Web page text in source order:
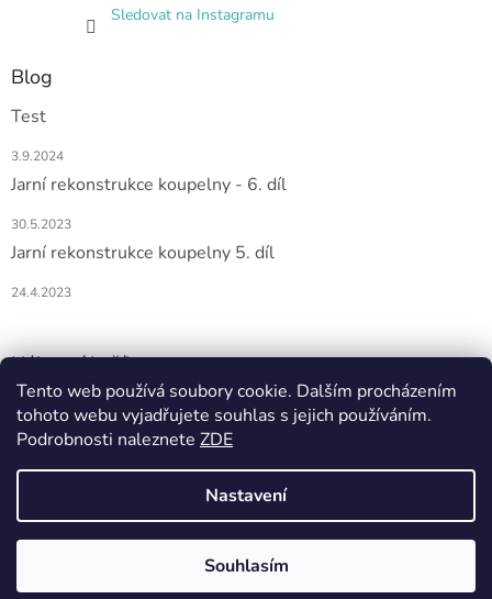
Tento web používá soubory cookie. Dalším procházením
tohoto webu vyjadřujete souhlas s jejich používáním.
Podrobnosti naleznete ZDE
Nastavení
Souhlasím
Sledovat na Instagramu
Blog
Test
3.9.2024
Jarní rekonstrukce koupelny - 6. díl
30.5.2023
Jarní rekonstrukce koupelny 5. díl
24.4.2023
Nákupní košík
0KS /0 KČ
Vytvořil Shoptet
DOMIO. Všechna práva vyhrazena.